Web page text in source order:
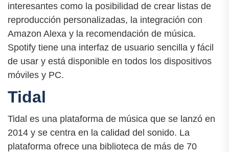
interesantes como la posibilidad de crear listas de
reproducción personalizadas, la integración con
Amazon Alexa y la recomendación de música.
Spotify tiene una interfaz de usuario sencilla y fácil
de usar y está disponible en todos los dispositivos
móviles y PC.
Tidal
Tidal es una plataforma de música que se lanzó en
2014 y se centra en la calidad del sonido. La
plataforma ofrece una biblioteca de más de 70